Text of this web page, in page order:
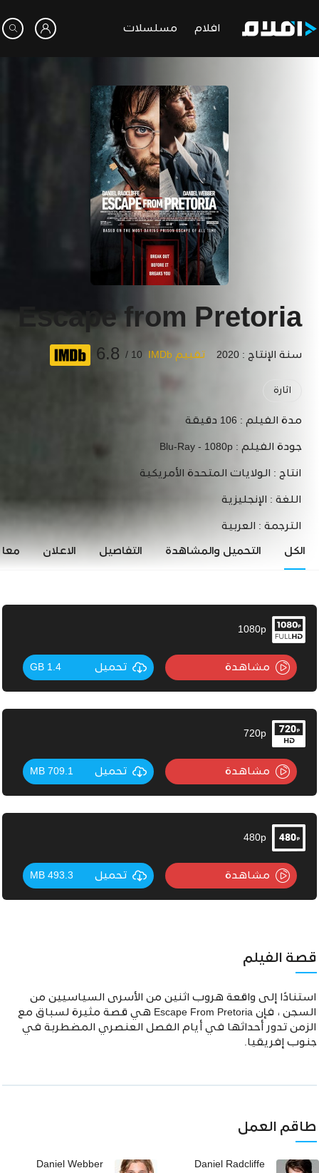
افلام مسلسلات
Escape from Pretoria
سنة الإنتاج : 2020 تقييم IMDb 10 /
6.8
اثارة
مدة الفيلم : 106 دقيقة
جودة الفيلم : Blu-Ray - 1080p
انتاج : الولايات المتحدة الأمريكية
اللغة : الإنجليزية
الترجمة : العربية
الكل التحميل والمشاهدة التفاصيل الاعلان
1080p
مشاهدة تحميل 1.4 GB
720p
مشاهدة تحميل 709.1 MB
480p
مشاهدة تحميل 493.3 MB
قصة الفيلم
استنادًا إلى واقعة هروب اثنين من الأسرى السياسيين من
السجن ، فإن Escape From Pretoria هي قصة مثيرة لسباق مع
الزمن تدور أحداثها في أيام الفصل العنصري المضطربة في
جنوب إفريقيا.
طاقم العمل
Daniel Radcliffe
Daniel Webber